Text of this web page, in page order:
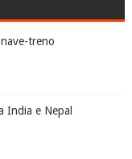
treno
India e Nepal